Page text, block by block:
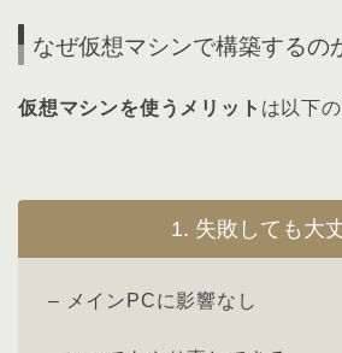
なぜ仮想マシンで構築するの
仮想マシンを使うメリット は以下
1. 失敗しても大
– メインPCに影響なし